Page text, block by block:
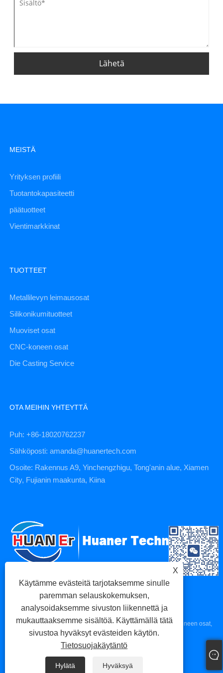
Lähetä
MEISTÄ
Yrityksen profiili
Tuotantokapasiteetti
päätuotteet
Vientimarkkinat
TUOTTEET
Metallilevyn leimausosat
Silikonikumituotteet
Muoviset osat
CNC-koneen osat
Die Casting Service
OTA MEIHIN YHTEYTTÄ
Puh: +86-18020762237
Sähköposti: amanda@huanertech.com
Osoite: Rakennus A9, Yinchengzhigu, Tong'anin alue, Xiamen
City, Fujianin maakunta, Kiina
Copyright © 2023 Xiamen Huaner Technology Co., Ltd - CNC-koneen osat,
CNC-työstöosat, painevaluosat - Kaikki oikeudet pidätetään.
Sitemap RSS Tietosuojakäytäntö
X
Käytämme evästeitä tarjotaksemme sinulle
paremman selauskokemuksen,
analysoidaksemme sivuston liikennettä ja
mukauttaaksemme sisältöä. Käyttämällä tätä
sivustoa hyväksyt evästeiden käytön.
Tietosuojakäytäntö
Hylätä Hyväksyä